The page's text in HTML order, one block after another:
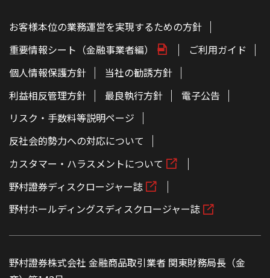
お客様本位の業務運営を実現するための方針
重要情報シート（金融事業者編）
ご利用ガイド
個人情報保護方針
当社の勧誘方針
利益相反管理方針
最良執行方針
電子公告
リスク・手数料等説明ページ
反社会的勢力への対応について
カスタマー・ハラスメントについて
野村證券ディスクロージャー誌
野村ホールディングスディスクロージャー誌
野村證券株式会社 金融商品取引業者 関東財務局長（金